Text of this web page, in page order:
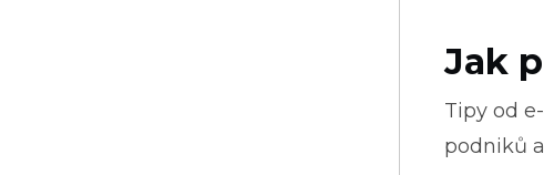
Jak
Tipy od
podniků